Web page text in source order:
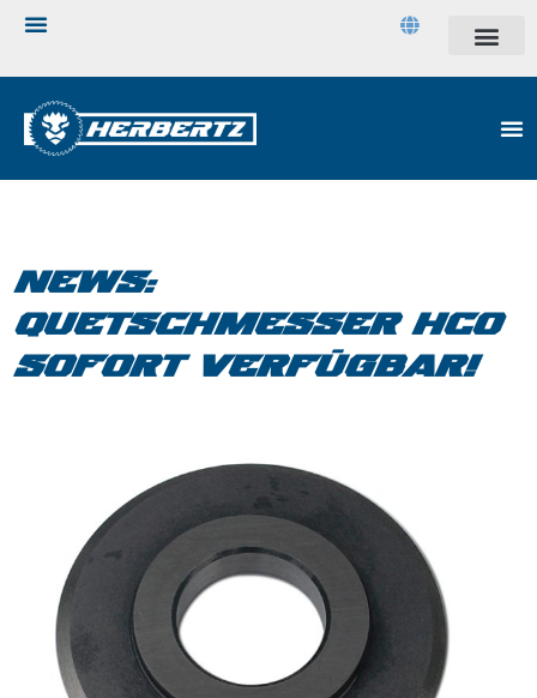
NEWS:
QUETSCHMESSER HCO
SOFORT VERFÜGBAR!